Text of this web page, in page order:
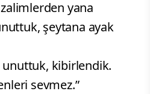
yana
şeytana ayak
unuttuk, kibirlendik.
sevmez.”